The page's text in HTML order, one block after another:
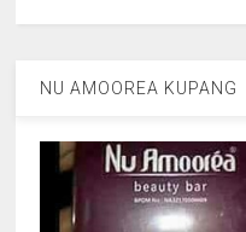
NU AMOOREA KUPANG